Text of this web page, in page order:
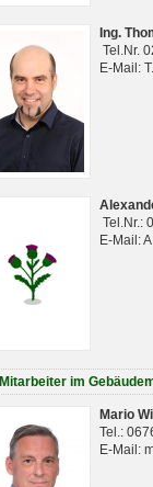
Ing.
Tel.Nr.
E-Mail:
Tel.Nr.:
E-Mail:
Mitarbeiter im
Mario
Tel.:
E-Mail: